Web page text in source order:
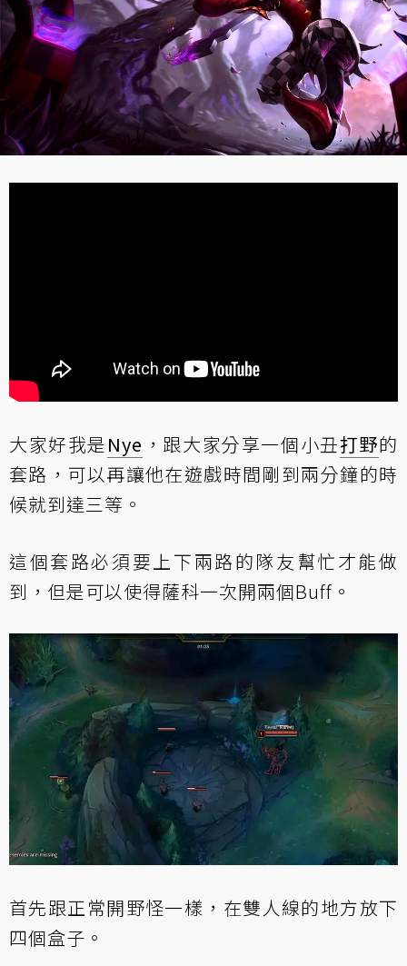
大家好我是Nye ，跟大家分享一個小丑打野的
套路，可以再讓他在遊戲時間剛到兩分鐘的時
候就到達三等。
這個套路必須要上下兩路的隊友幫忙才能做
到，但是可以使得薩科一次開兩個Buff。
首先跟正常開野怪一樣，在雙人線的地方放下
四個盒子。